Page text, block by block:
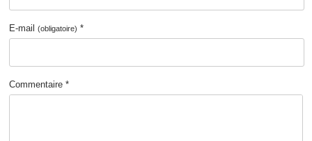
E-mail(obligatoire) *
Commentaire *